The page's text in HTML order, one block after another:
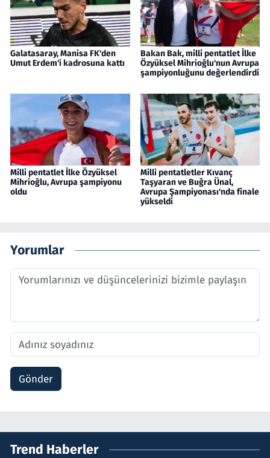
Galatasaray, Manisa FK'den
Umut Erdem'i kadrosuna kattı
Bakan Bak, milli pentatlet İlke
Özyüksel Mihrioğlu'nun Avrupa
şampiyonluğunu değerlendirdi
Milli pentatlet İlke Özyüksel
Mihrioğlu, Avrupa şampiyonu
oldu
Milli pentatletler Kıvanç
Taşyaran ve Buğra Ünal,
Avrupa Şampiyonası'nda finale
yükseldi
Yorumlar
Gönder
Trend Haberler